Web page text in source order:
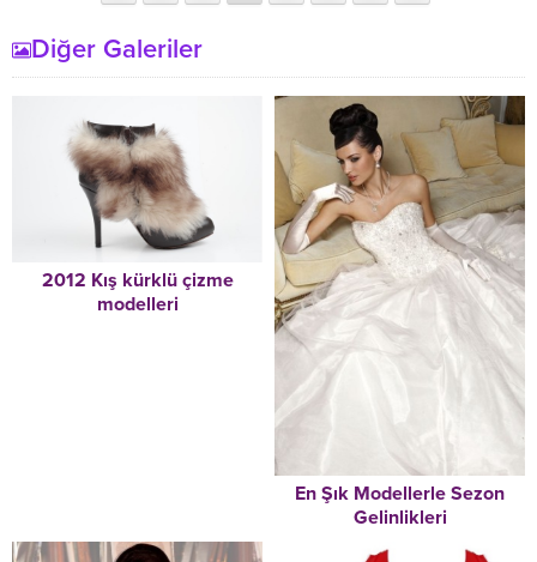
Diğer Galeriler
2012 Kış kürklü çizme
modelleri
En Şık Modellerle Sezon
Gelinlikleri